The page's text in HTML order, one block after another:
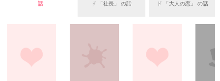
「俺なら　亜恋を
話
ド 「社長」 の話
ド 「大人の恋」 の話